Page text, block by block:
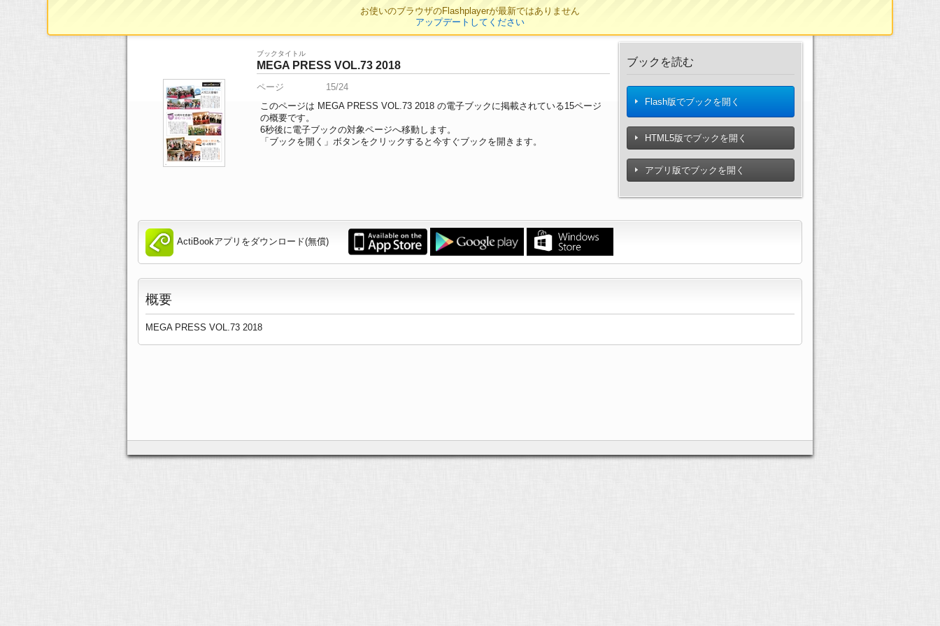
ブックタイトル
MEGA PRESS VOL.73 2018
ページ
15/24
このページは MEGA PRESS VOL.73 2018 の電子ブックに掲載されている15ページ
の概要です。
6秒後に電子ブックの対象ページへ移動します。
「ブックを開く」ボタンをクリックすると今すぐブックを開きます。
ブックを読む
Flash版でブックを開く
HTML5版でブックを開く
アプリ版でブックを開く
ActiBookアプリをダウンロード(無償)
概要
MEGA PRESS VOL.73 2018
お使いのブラウザのFlashplayerが最新ではありません
アップデートしてください